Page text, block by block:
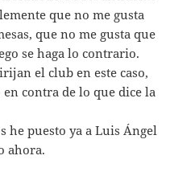
que no me gusta
que no me gusta que
se haga lo contrario.
el club en este caso,
contra de lo que dice la
he puesto ya a Luis Ángel
ahora.